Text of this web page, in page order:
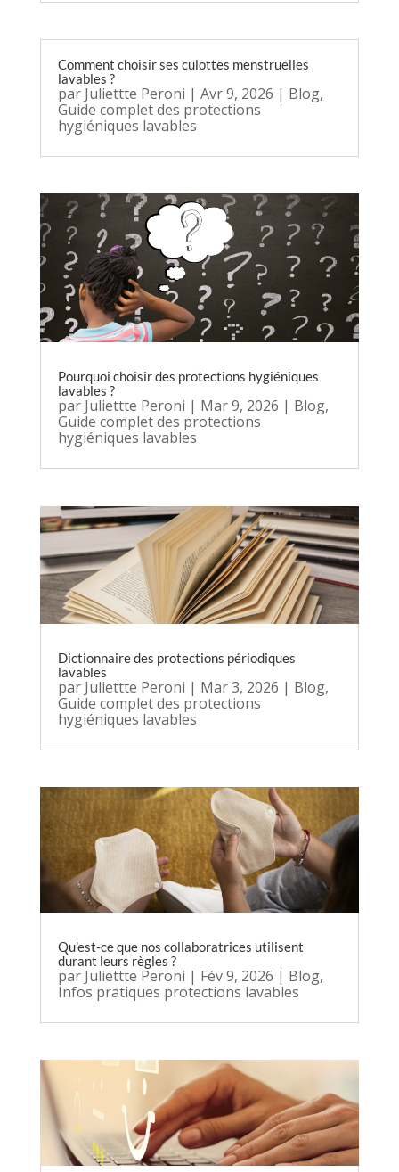
Comment choisir ses culottes menstruelles
lavables ?
par Juliettte Peroni | Avr 9, 2026 | Blog,
Guide complet des protections
hygiéniques lavables
Pourquoi choisir des protections hygiéniques
lavables ?
par Juliettte Peroni | Mar 9, 2026 | Blog,
Guide complet des protections
hygiéniques lavables
Dictionnaire des protections périodiques
lavables
par Juliettte Peroni | Mar 3, 2026 | Blog,
Guide complet des protections
hygiéniques lavables
Qu’est-ce que nos collaboratrices utilisent
durant leurs règles ?
par Juliettte Peroni | Fév 9, 2026 | Blog,
Infos pratiques protections lavables